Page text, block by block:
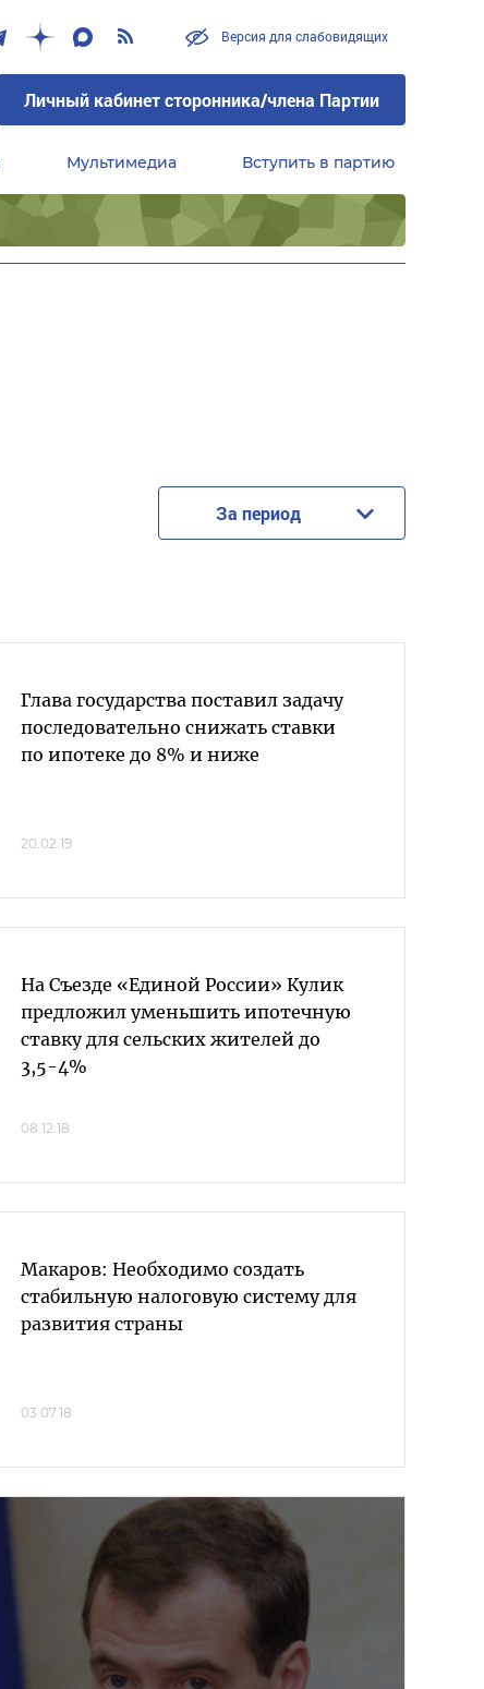
Версия для слабовидящих
Личный кабинет сторонника/члена Партии
Мультимедиа Вступить в партию
За период
Глава государства поставил задачу
последовательно снижать ставки
по ипотеке до 8% и ниже
20.02.19
На Съезде «Единой России» Кулик
предложил уменьшить ипотечную
ставку для сельских жителей до
3,5-4%
08.12.18
Макаров: Необходимо создать
стабильную налоговую систему для
развития страны
03.07.18